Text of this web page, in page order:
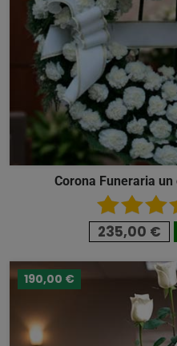
Corona Funeraria
235,00 €
190,00 €